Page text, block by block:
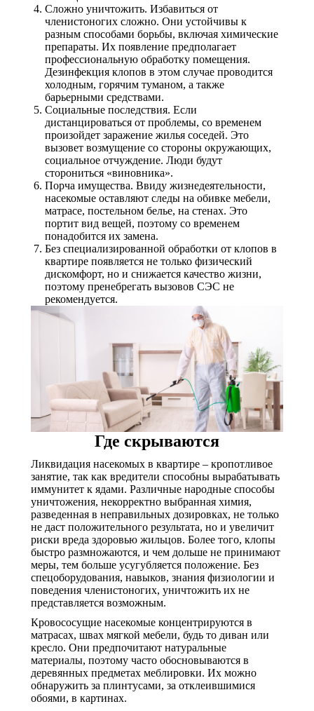
Сложно уничтожить. Избавиться от
членистоногих сложно. Они устойчивы к
разным способами борьбы, включая химические
препараты. Их появление предполагает
профессиональную обработку помещения.
Дезинфекция клопов в этом случае проводится
холодным, горячим туманом, а также
барьерными средствами.
Социальные последствия. Если
дистанцироваться от проблемы, со временем
произойдет заражение жилья соседей. Это
вызовет возмущение со стороны окружающих,
социальное отчуждение. Люди будут
сторониться «виновника».
Порча имущества. Ввиду жизнедеятельности,
насекомые оставляют следы на обивке мебели,
матрасе, постельном белье, на стенах. Это
портит вид вещей, поэтому со временем
понадобится их замена.
Без специализированной обработки от клопов в
квартире появляется не только физический
дискомфорт, но и снижается качество жизни,
поэтому пренебрегать вызовов СЭС не
рекомендуется.
Где скрываются
Ликвидация насекомых в квартире – кропотливое
занятие, так как вредители способны вырабатывать
иммунитет к ядами. Различные народные способы
уничтожения, некорректно выбранная химия,
разведенная в неправильных дозировках, не только
не даст положительного результата, но и увеличит
риски вреда здоровью жильцов. Более того, клопы
быстро размножаются, и чем дольше не принимают
меры, тем больше усугубляется положение. Без
спецоборудования, навыков, знания физиологии и
поведения членистоногих, уничтожить их не
представляется возможным.
Кровососущие насекомые концентрируются в
матрасах, швах мягкой мебели, будь то диван или
кресло. Они предпочитают натуральные
материалы, поэтому часто обосновываются в
деревянных предметах меблировки. Их можно
обнаружить за плинтусами, за отклеившимися
обоями, в картинах.